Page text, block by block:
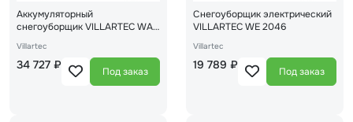
Аккумуляторный
снегоуборщик VILLARTEC WA
Villartec
34 727 ₽ Под заказ
Снегоуборщик электрический
VILLARTEC WE 2046
Villartec
19 789 ₽ Под заказ